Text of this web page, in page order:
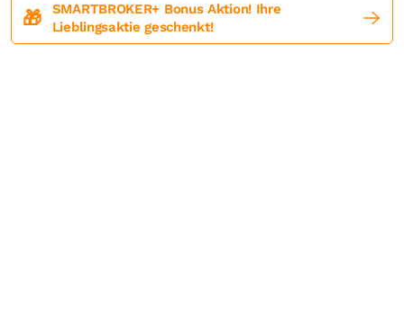
🎁
SMARTBROKER+ Bonus Aktion! Ihre
Lieblingsaktie geschenkt!